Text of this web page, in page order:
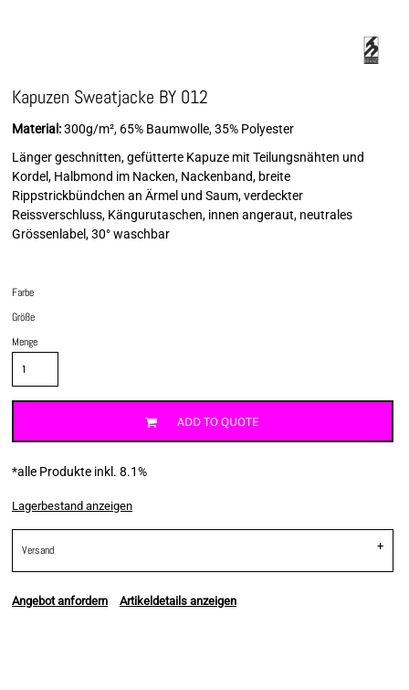
Kapuzen Sweatjacke BY 012
Material:300g/m², 65% Baumwolle, 35% Polyester
Länger geschnitten, gefütterte Kapuze mit Teilungsnähten und
Kordel, Halbmond im Nacken, Nackenband, breite
Rippstrickbündchen an Ärmel und Saum, verdeckter
Reissverschluss, Kängurutaschen, innen angeraut, neutrales
Grössenlabel, 30° waschbar
Farbe
Größe
Menge
ADD TO QUOTE
*alle Produkte inkl. 8.1%
Lagerbestand anzeigen
Versand
Angebot anfordern Artikeldetails anzeigen